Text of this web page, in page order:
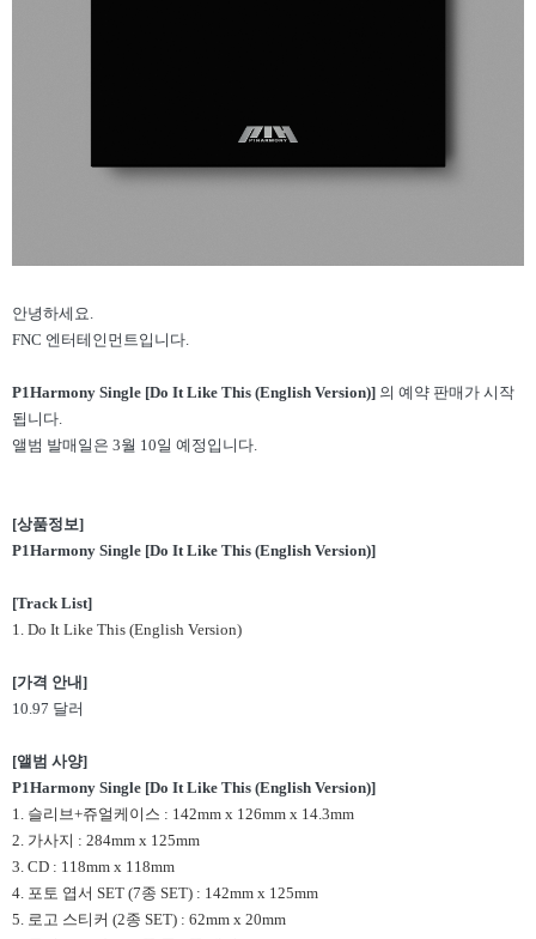
안녕하세요.
FNC 엔터테인먼트입니다.
P1Harmony Single [Do It Like This (English Version)] 의 예약 판매가 시작
됩니다.
앨범 발매일은 3월 10일 예정입니다.
[상품정보]
P1Harmony Single [Do It Like This (English Version)]
[Track List]
1. Do It Like This (English Version)
[가격 안내]
10.97 달러
[앨범 사양]
P1Harmony Single [Do It Like This (English Version)]
1. 슬리브+쥬얼케이스 : 142mm x 126mm x 14.3mm
2. 가사지 : 284mm x 125mm
3. CD : 118mm x 118mm
4. 포토 엽서 SET (7종 SET) : 142mm x 125mm
5. 로고 스티커 (2종 SET) : 62mm x 20mm